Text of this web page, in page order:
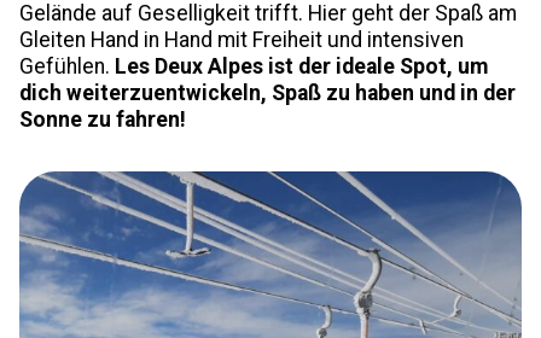
Gelände auf Geselligkeit trifft. Hier geht der Spaß am
Gleiten Hand in Hand mit Freiheit und intensiven
Gefühlen. Les Deux Alpes ist der ideale Spot, um
dich weiterzuentwickeln, Spaß zu haben und in der
Sonne zu fahren!